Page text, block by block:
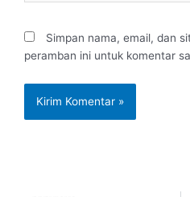
Simpan nama, email, dan
peramban ini untuk komentar